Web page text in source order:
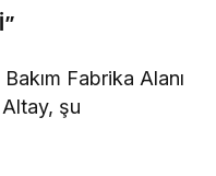
Fabrika Alanı
şu